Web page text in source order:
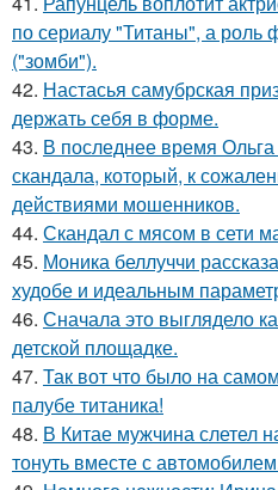
по сериалу "Титаны", а
("зомби").
42. Настасья самубрская
держать себя в форме.
43. В последнее время
скандала, который, к
действиями мошенников.
44. Скандал с мясом в сети
45. Моника беллуччи
худобе и идеальным
46. Сначала это выглядело
детской площадке.
47. Так вот что было на
палубе титаника!
48. В Китае мужчина слетел
тонуть вместе с